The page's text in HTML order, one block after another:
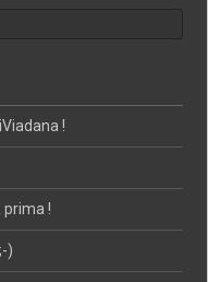
!
prima !
)